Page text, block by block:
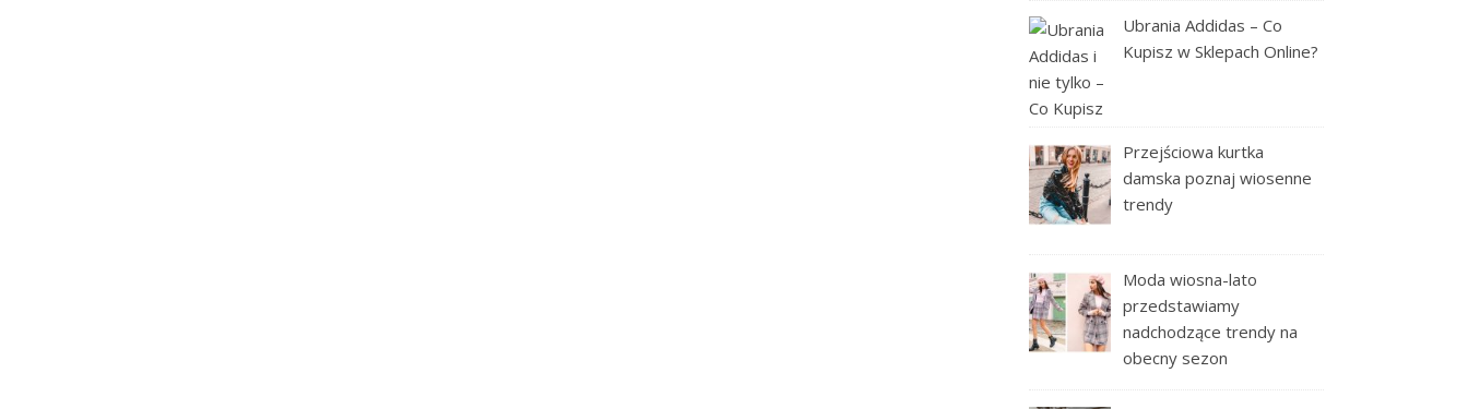
Ubrania Addidas – Co
Kupisz w Sklepach Online?
Przejściowa kurtka
damska poznaj wiosenne
trendy
Moda wiosna-lato
przedstawiamy
nadchodzące trendy na
obecny sezon